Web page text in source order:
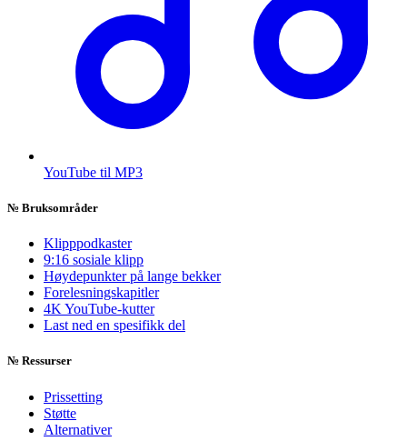
YouTube til MP3
№ Bruksområder
Klipppodkaster
9:16 sosiale klipp
Høydepunkter på lange bekker
Forelesningskapitler
4K YouTube-kutter
Last ned en spesifikk del
№ Ressurser
Prissetting
Støtte
Alternativer